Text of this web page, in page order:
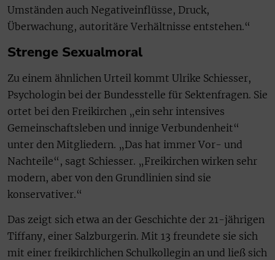
Umständen auch Negativeinflüsse, Druck,
Überwachung, autoritäre Verhältnisse entstehen.“
Strenge Sexualmoral
Zu einem ähnlichen Urteil kommt Ulrike Schiesser,
Psychologin bei der Bundesstelle für Sektenfragen. Sie
ortet bei den Freikirchen „ein sehr intensives
Gemeinschaftsleben und innige Verbundenheit“
unter den Mitgliedern. „Das hat immer Vor- und
Nachteile“, sagt Schiesser. „Freikirchen wirken sehr
modern, aber von den Grundlinien sind sie
konservativer.“
Das zeigt sich etwa an der Geschichte der 21-jährigen
Tiffany, einer Salzburgerin. Mit 13 freundete sie sich
mit einer freikirchlichen Schulkollegin an und ließ sich